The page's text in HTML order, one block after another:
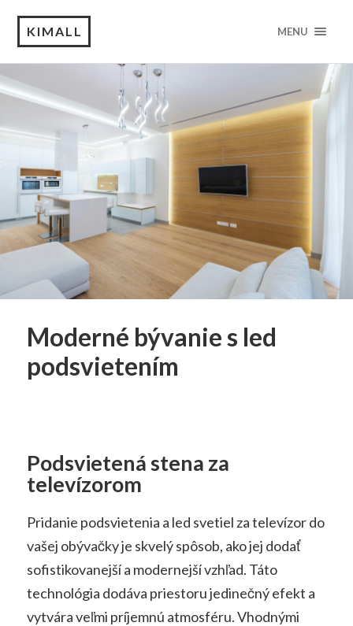
KIMALL MENU
Moderné bývanie s led
podsvietením
Podsvietená stena za
televízorom
Pridanie podsvietenia a led svetiel za televízor do
vašej obývačky je skvelý spôsob, ako jej dodať
sofistikovanejší a modernejší vzhľad. Táto
technológia dodáva priestoru jedinečný efekt a
vytvára veľmi príjemnú atmosféru. Vhodnými